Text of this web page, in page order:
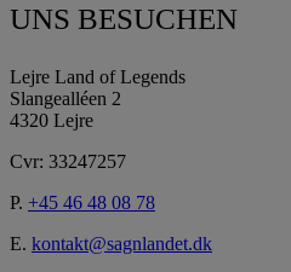
UNS BESUCHEN
Lejre Land of Legends
Slangealléen 2
4320 Lejre
Cvr: 33247257
P. +45 46 48 08 78
E. kontakt@sagnlandet.dk